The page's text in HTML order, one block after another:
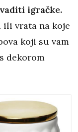
igračke.
ili vrata na koje
koji su vam
dekorom